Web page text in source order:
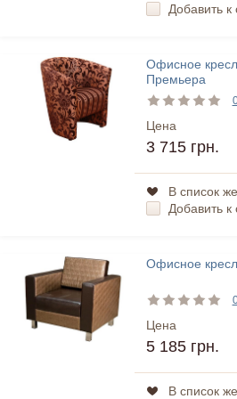
Добавить
Офисное
Премьера
Цена
3 715 грн.
В список
Добавить
Офисное
Цена
5 185 грн.
В список